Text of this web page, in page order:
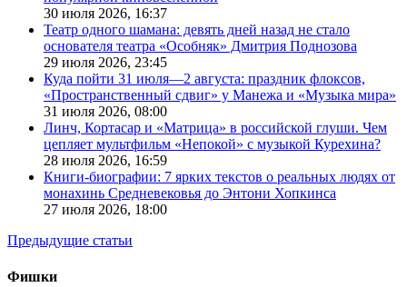
30 июля 2026, 16:37
Театр одного шамана: девять дней назад не стало
основателя театра «Особняк» Дмитрия Поднозова
29 июля 2026, 23:45
Куда пойти 31 июля—2 августа: праздник флоксов,
«Пространственный сдвиг» у Манежа и «Музыка мира»
31 июля 2026, 08:00
Линч, Кортасар и «Матрица» в российской глуши. Чем
цепляет мультфильм «Непокой» с музыкой Курехина?
28 июля 2026, 16:59
Книги-биографии: 7 ярких текстов о реальных людях от
монахинь Средневековья до Энтони Хопкинса
27 июля 2026, 18:00
Предыдущие статьи
Фишки